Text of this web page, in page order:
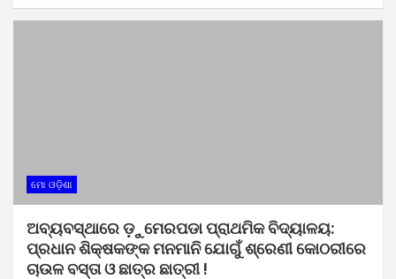
ମୋ ଓଡ଼ିଶା
ଅବ୍ୟବସ୍ଥାରେ ଡ଼ୁମେରପଡା ପ୍ରାଥମିକ ବିଦ୍ୟାଳୟ:
ପ୍ରଧାନ ଶିକ୍ଷକଙ୍କ ମନମାନି ଯୋଗୁଁ ଶ୍ରେଣୀ କୋଠରୀରେ
ଚାଉଳ ବସ୍ତା ଓ ଛାତ୍ର ଛାତ୍ରୀ !